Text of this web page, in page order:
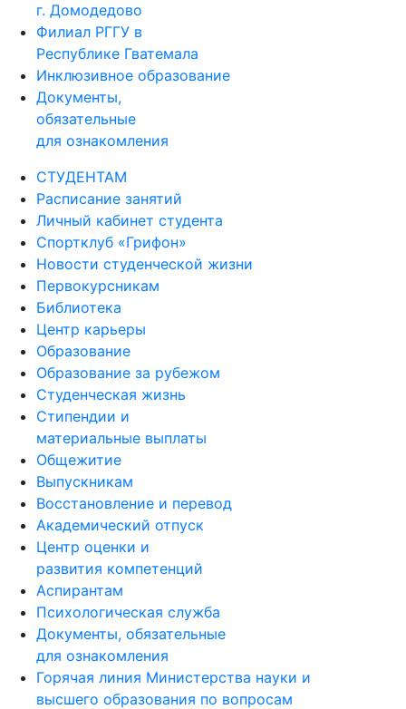
г. Домодедово
Филиал РГГУ в
Республике Гватемала
Инклюзивное образование
Документы,
обязательные
для ознакомления
СТУДЕНТАМ
Расписание занятий
Личный кабинет студента
Спортклуб «Грифон»
Новости студенческой жизни
Первокурсникам
Библиотека
Центр карьеры
Образование
Образование за рубежом
Студенческая жизнь
Стипендии и
материальные выплаты
Общежитие
Выпускникам
Восстановление и перевод
Академический отпуск
Центр оценки и
развития компетенций
Аспирантам
Психологическая служба
Документы, обязательные
для ознакомления
Горячая линия Министерства науки и
высшего образования по вопросам